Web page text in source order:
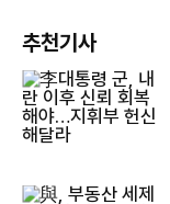
추천기사